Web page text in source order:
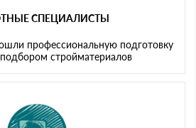
СПЕЦИАЛИСТЫ
профессиональную подготовку
стройматериалов